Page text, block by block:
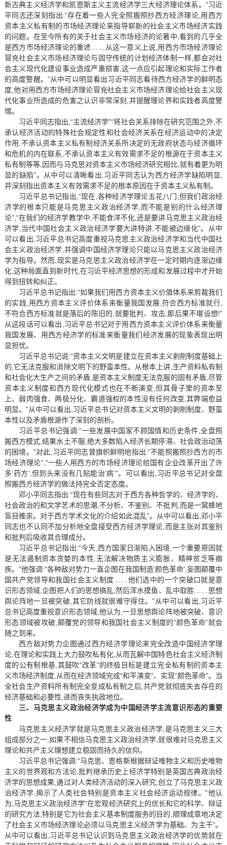
新古典主义经济学和凯恩斯主义主流经济学三大经济理论体系。”习近
平同志还深刻指出:“存在着一些人完全照搬照抄西方经济理论,用西方
资本主义私有制的市场经济理论来指导崭新的社会主义市场经济实践
的问题。在至今所有的关于社会主义市场经济的论著中,看到的几乎全
是西方市场经济理论的重述……从这一意义上说,用西方市场经济理论
冒充社会主义市场经济理论与固守传统的计划经济体制一样,都会对社
会主义现代化建设事业造成严重损害,这一点应引起理论和实际工作者
的高度警醒。”从中可以明显看出习近平同志看待西方经济学的鲜明态
度,他对用西方市场经济理论冒充社会主义市场经济理论给社会主义现
代化事业所造成的危害之认识非常深刻,并提醒理论界和实践者高度警
惕。
习近平同志指出,“主流经济学”“将社会关系排除在研究范围之外,不
承认经济活动的特殊社会规定性和社会经济关系在经济运动中的决定
作用,不承认资本主义私有制经济关系所决定的无政府状态与经济循环
和危机的内在联系,不承认资本主义有效需求不足的根源在于资本主义
私有制等等,因而与马克思对资本主义市场经济研究相比,就有着更为明
显的缺陷”。从中可以清晰看出,习近平同志认为西方经济学缺陷明显,
并深刻指出资本主义有效需求不足的根本原因在于资本主义私有制。
习近平总书记指出,“现在,各种经济学理论五花八门,但我们政治经
济学的根本只能是马克思主义政治经济学,而不能是别的什么经济理
论”,“在我们的经济学教学中,不能食洋不化,还是要讲马克思主义政治经
济学,当代中国社会主义政治经济学要大讲特讲,不能被边缘化”。从中
可以看出,习近平总书记高度重视马克思主义政治经济学和当代中国社
会主义政治经济学,并强调中国经济学理论只能以马克思主义政治经济
学为指导。然而,现实是马克思主义政治经济学在一定时期内逐渐边缘
化,这种局面直到新时代,在习近平经济思想的形成和发展过程中才开始
得到扭转和纠正。
习近平总书记指出:“如果我们用西方资本主义价值体系来剪裁我们
的实践,用西方资本主义评价体系来衡量我国发展,符合西方标准就行,
不符合西方标准就是落后的陈旧的,就要批判、攻击,那后果不堪设想!”
从这段话可以看出,习近平总书记对于用西方资本主义评价体系来衡量
我国发展、用西方经济学的标准来衡量我们经济发展的现象表现出明
显担忧。
习近平总书记说:“资本主义文明是建立在资本主义剥削制度基础上
的,它无法克服和消除文明下的野蛮本性。从根本上讲,生产资料私有制
和社会化大生产之间的矛盾,是资本主义制度无法克服的固有矛盾,尽管
资本主义制度和西方现代化模式也在不断演变,但其骨子里的资本至
上、弱肉强食、两极分化、霸道强权的本性没有任何改变,其弊端愈益
明显。”从中可以看出,习近平总书记对资本主义文明的剥削制度、野蛮
本性以及矛盾根源作了深刻的剖析。
习近平总书记强调:“一些发展中国家不顾国情和历史条件,全盘照
搬西方模式,结果水土不服,绝大多数陷入经济长期停滞、社会政治动荡
的困境。”对此,习近平同志曾旗帜鲜明地指出:“不能照搬照抄西方的市
场经济理论”,“一些人用西方的市场经济理论给国有企业改革开出了许
多‘药方’,但到头来没有几贴能治‘病’”。可以看出,习近平总书记对全盘
照搬西方经济学的做法持完全否定态度。
邓小平同志指出:“现在有些同志对于西方各种哲学的、经济学的、
社会政治的和文学艺术的思潮,不分析、不鉴别、不批判,而是一窝蜂地
盲目推崇。对于西方学术文化的介绍如此混乱”。从中可以看出,邓小平
同志也不认同不加分析地全盘接受西方经济学理论,而是主张对其鉴别
和批判后吸收其合理成分。
习近平总书记指出:“今天,西方国家日渐陷入困境,一个重要原因就
是无法遏制资本贪婪的本性,无法解决物质主义膨胀、精神贫乏等痼
疾。”他强调:“各种敌对势力一直企图在我国制造‘颜色革命’,妄图颠覆中
国共产党领导和我国社会主义制度……他们选中的一个突破口就是意
识形态领域,企图把人们的思想搞乱,然后浑水摸鱼、乱中取胜……思想
舆论阵地一旦被突破,其它防线就很难守得住。”从中可以看出,习近平
总书记高度重视意识形态领域,他认为,一旦思想舆论阵地被突破、意识
形态领域被攻破,颠覆党的领导和我国社会主义制度的“颜色革命”就会
随之到来。
西方敌对势力企图通过西方经济学理论来完全改造中国经济学理
论,在理论和实践上大力鼓吹私有化,从而瓦解中国特色社会主义经济制
度的公有制根基,其鼓吹“改革”的终极目标是建立完全私有制的资本主
义市场经济制度,从而在经济领域完成“和平演变”、实现“颜色革命”。当
全社会生产资料所有制完全变成私有制之后,共产党就彻底失去存在的
经济基础和必要性,进而丧失执政地位。
三、马克思主义政治经济学成为中国经济学主流意识形态的重要
性
马克思主义经济学就是马克思主义政治经济学,是马克思主义三大
组成部分之一,如果不相信马克思主义政治经济学,就很难对马克思主义
理论和共产主义理想建立稳固而持久的信仰。
习近平总书记强调:“马克思、恩格斯根据辩证唯物主义和历史唯物
主义的世界观和方法论,批判继承历史上经济学特别是英国古典政治经
济学的思想成果,通过对人类经济活动的深入研究,创立了马克思主义政
治经济学,揭示了人类社会特别是资本主义社会经济运动规律。”他认
为,马克思主义政治经济学“在宏观经济研究上的优长和它的科学、辩证
的研究方法,特别是它为社会主义基本制度服务的目的,顺理成章地决定
了社会主义市场经济理论必须以马克思主义经济学为基础、为主干”。
从中可以看出,习近平总书记认识到马克思主义政治经济学的优势就在